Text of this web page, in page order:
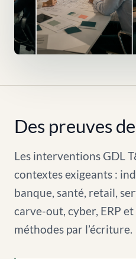
Des preuves
Les interventions GDL
contextes exigeants :
banque, santé, retail,
carve-out, cyber, ERP
méthodes par l’écriture.